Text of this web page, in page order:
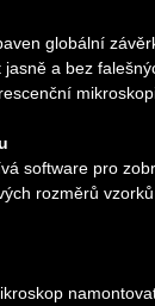
globální
jasně a bez
software pro
rozměrů